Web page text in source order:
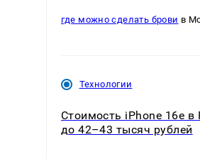
где можно сделать брови в
Технологии
Стоимость iPhone 16e в
до 42–43 тысяч рублей